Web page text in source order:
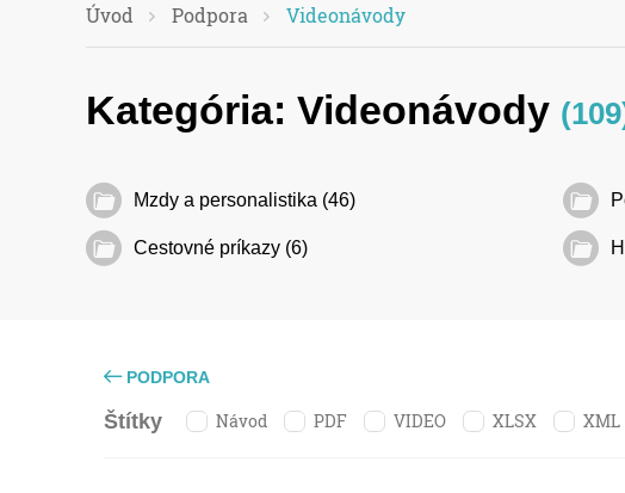
Úvod Podpora Videonávody
Kategória: Videonávody
Mzdy a personalistika (46)
Cestovné príkazy (6)
PODPORA
Štítky Návod PDF VIDEO XLSX XML